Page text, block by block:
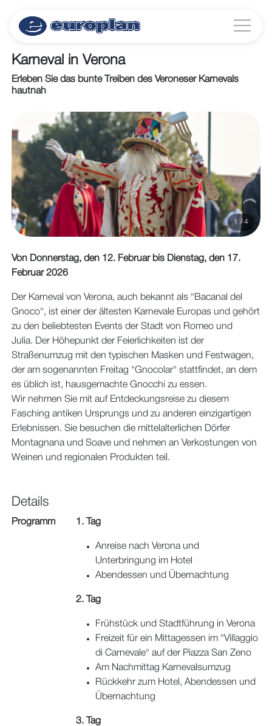
Karneval in Verona
Erleben Sie das bunte Treiben des Veroneser Karnevals
hautnah
1 / 4
Von Donnerstag, den 12. Februar bis Dienstag, den 17.
Februar 2026
Der Karneval von Verona, auch bekannt als "Bacanal del
Gnoco", ist einer der ältesten Karnevale Europas und gehört
zu den beliebtesten Events der Stadt von Romeo und
Julia. Der Höhepunkt der Feierlichkeiten ist der
Straßenumzug mit den typischen Masken und Festwagen,
der am sogenannten Freitag "Gnocolar" stattfindet, an dem
es üblich ist, hausgemachte Gnocchi zu essen.
Wir nehmen Sie mit auf Entdeckungsreise zu diesem
Fasching antiken Ursprungs und zu anderen einzigartigen
Erlebnissen. Sie besuchen die mittelalterlichen Dörfer
Montagnana und Soave und nehmen an Verkostungen von
Weinen und regionalen Produkten teil.
Details
Programm 1. Tag
Anreise nach Verona und
Unterbringung im Hotel
Abendessen und Übernachtung
2. Tag
Frühstück und Stadtführung in Verona
Freizeit für ein Mittagessen im "Villaggio
di Carnevale" auf der Piazza San Zeno
Am Nachmittag Karnevalsumzug
Rückkehr zum Hotel, Abendessen und
Übernachtung
3. Tag